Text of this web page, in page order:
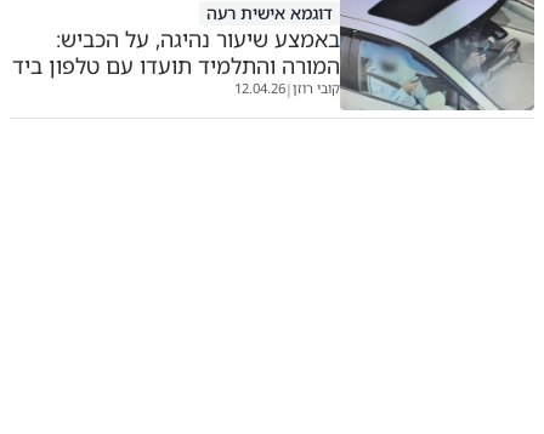
דוגמא אישית רעה
באמצע שיעור נהיגה, על הכביש:
המורה והתלמיד תועדו עם טלפון ביד
קובי רוזן|
12.04.26